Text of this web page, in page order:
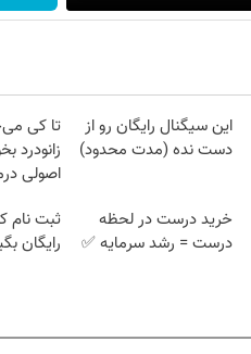
این سیگنال رایگان رو از
دست نده (مدت محدود)
تا کی
زانودرد
اصولی
خرید درست در لحظه
درست = رشد سرمایه ✅
ثبت نام
رایگان